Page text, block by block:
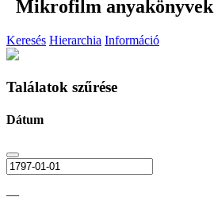
Mikrofilm anyakönyvek
Keresés Hierarchia Információ
Találatok szűrése
Dátum
—